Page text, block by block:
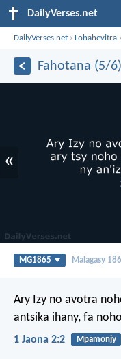
DailyVerses.net
DailyVerses.net ›Lohahevitra
Fahotana (5/6)
«
MG1865 Malagasy
Ary Izy no avotra
antsika ihany, fa
1 Jaona 2:2 Mpamonjy